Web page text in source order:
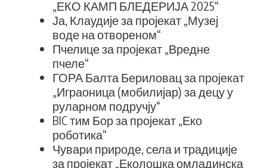
„ЕКО КАМП БЛЕДЕРИЈА 2025“
Ја, Клаудије за пројекат „Музеј
воде на отвореном“
Пчелице за пројекат „Вредне
пчеле“
ГОРА Балта Бериловац за пројекат
„Играоница (мобилијар) за децу у
руларном подручју“
BIC тим Бор за пројекат „Еко
роботика“
Чувари природе, села и традиције
за пројекат „Еколошка омладинска